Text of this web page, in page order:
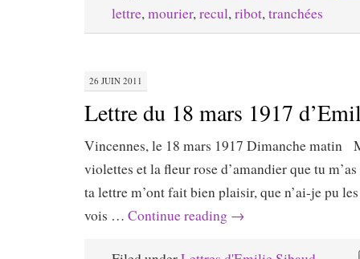
lettre,mourier,recul,ribot,tranchées
26 JUIN 2011
Lettre du 18 mars 1917
Vincennes, le 18 mars 1917 Dimanche matin
violettes et la fleur rose d’amandier que tu
ta lettre m’ont fait bien plaisir, que n’ai-je pu
vois … Continue reading →